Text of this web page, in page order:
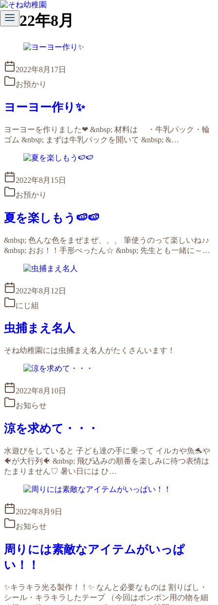
コ
ン
へ
移
動
2022年8月
2022年8月17日
お預かり
ヨーヨー作り✨
ヨーヨーを作りました❤ &nbsp; 材料は ・牛乳パック・輪
ゴム &nbsp; まずは牛乳パックを開いて &nbsp; &…
2022年8月15日
お預かり
夏を楽しもう🍉🍉
&nbsp; 色んな色をまぜまぜ、、、 筆使うのって楽しいね♪♪
&nbsp; おお！！手形ぺったん☆ &nbsp; 先生とも一緒に～…
2022年8月12日
にじ組
虫捕まえ名人
そね幼稚園には虫捕まえ名人がたくさんいます！
2022年8月10日
お知らせ
涼を求めて・・・
水遊びをしていると 子ども達の手に乗って イルカや魚🐬や
🐠が大行列🐠 &nbsp; 飛び込みの順番を楽しみに待つ表情は
たまりません♡ 暑い日には ひ…
2022年8月9日
お知らせ
周りには素敵なアイテムがいっぱ
い！！
✨キラキラ光る製作！！✨ なんと必要なものは 割りばし・
シール・キラキラしたテープ （今回はポンポン用の物を細